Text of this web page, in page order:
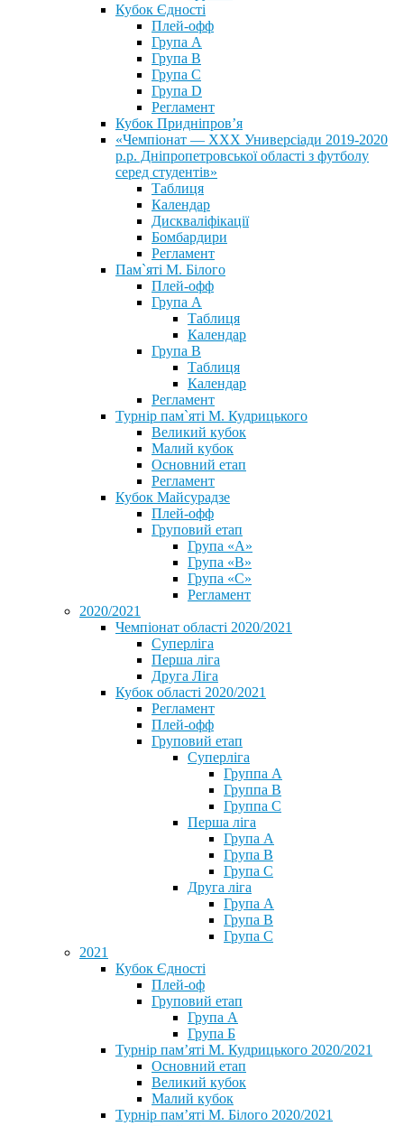
Кубок Єдності
Плей-офф
Група А
Група В
Група С
Група D
Регламент
Кубок Придніпров’я
«Чемпіонат — ХХХ Универсіади 2019-2020
р.р. Дніпропетровської області з футболу
серед студентів»
Таблиця
Календар
Дискваліфікації
Бомбардири
Регламент
Пам`яті М. Білого
Плей-офф
Група А
Таблиця
Календар
Група В
Таблиця
Календар
Регламент
Турнір пам`яті М. Кудрицького
Великий кубок
Малий кубок
Основний етап
Регламент
Кубок Майсурадзе
Плей-офф
Груповий етап
Група «А»
Група «B»
Група «C»
Регламент
2020/2021
Чемпіонат області 2020/2021
Суперліга
Перша ліга
Друга Ліга
Кубок області 2020/2021
Регламент
Плей-офф
Груповий етап
Суперліга
Группа A
Группа B
Группа C
Перша ліга
Група A
Група B
Група C
Друга ліга
Група A
Група B
Група C
2021
Кубок Єдності
Плей-оф
Груповий етап
Група А
Група Б
Турнір пам’яті М. Кудрицького 2020/2021
Основний етап
Великий кубок
Малий кубок
Турнір пам’яті М. Білого 2020/2021